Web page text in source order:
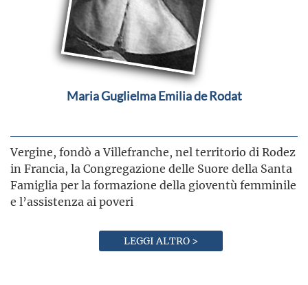
Maria Guglielma Emilia de Rodat
Vergine, fondò a Villefranche, nel territorio di Rodez
in Francia, la Congregazione delle Suore della Santa
Famiglia per la formazione della gioventù femminile
e l’assistenza ai poveri
LEGGI ALTRO >